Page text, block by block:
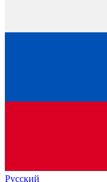
Русский